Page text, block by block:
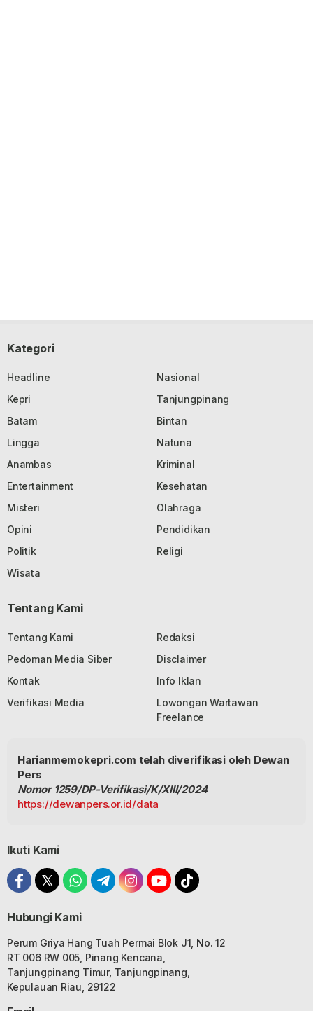
Kategori
Headline
Nasional
Kepri
Tanjungpinang
Batam
Bintan
Lingga
Natuna
Anambas
Kriminal
Entertainment
Kesehatan
Misteri
Olahraga
Opini
Pendidikan
Politik
Religi
Wisata
Tentang Kami
Tentang Kami
Redaksi
Pedoman Media Siber
Disclaimer
Kontak
Info Iklan
Verifikasi Media
Lowongan Wartawan
Freelance
Harianmemokepri.com telah diverifikasi oleh Dewan
Pers
Nomor 1259/DP-Verifikasi/K/XIII/2024
https://dewanpers.or.id/data
Ikuti Kami
Hubungi Kami
Perum Griya Hang Tuah Permai Blok J1, No. 12
RT 006 RW 005, Pinang Kencana,
Tanjungpinang Timur, Tanjungpinang,
Kepulauan Riau, 29122